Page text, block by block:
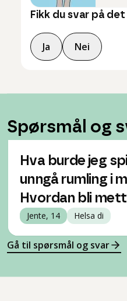
Fikk du svar på
Ja Nei
Spørsmål og
Hva burde jeg
unngå rumling i
Hvordan bli
Jente, 14 Helsa di
Gå til spørsmål og svar